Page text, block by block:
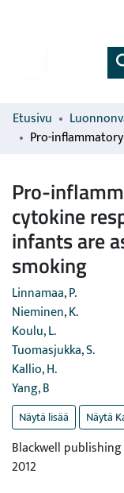
Etusivu
Pro-
cytokine
infants are
smoking
Linnamaa, P.
Nieminen, K.
Koulu, L.
Tuomasjukka, S.
Kallio, H.
Yang, B
Näytä lisää Näytä
Blackwell publishing
2012